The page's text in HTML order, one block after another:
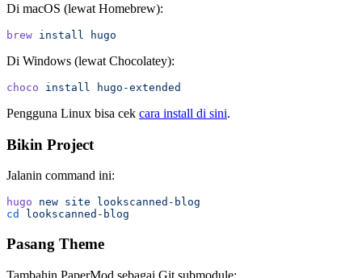
Di macOS (lewat Homebrew):
brew install hugo
Di Windows (lewat Chocolatey):
choco install hugo-extended
Pengguna Linux bisa cek cara install di sini.
Bikin Project
Jalanin command ini:
hugo new site lookscanned-blog
cd
lookscanned-blog
Pasang Theme
Tambahin PaperMod sebagai Git submodule: